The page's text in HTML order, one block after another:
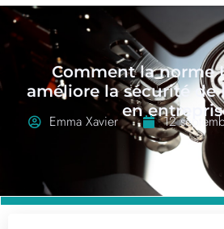
Comment la norme
améliore la sécurité de
en
Emma Xavier 12